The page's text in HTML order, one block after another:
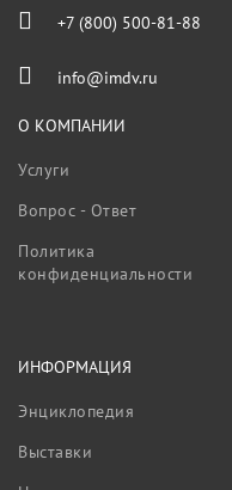
+7 (800) 500-81-88
info@imdv.ru
О КОМПАНИИ
Услуги
Вопрос - Ответ
Политика
конфиденциальности
ИНФОРМАЦИЯ
Энциклопедия
Выставки